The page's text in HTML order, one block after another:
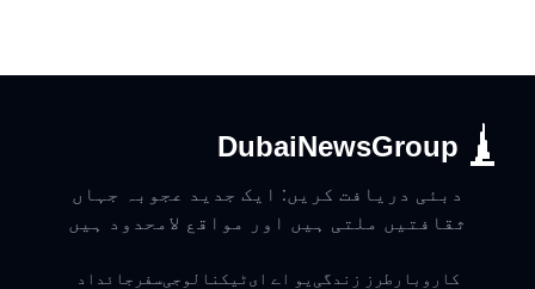
DubaiNewsGroup
دبئی دریافت کریں: ایک جدید عجوبہ جہاں
ثقافتیں ملتی ہیں اور مواقع لامحدود ہیں
کاروبار طرزِ زندگی یو اے ایٹیکنالوجیسفر جائداد